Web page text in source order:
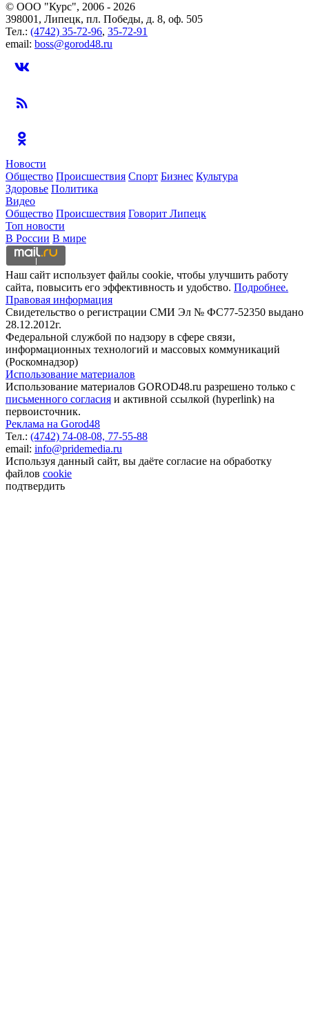
© ООО "Курс", 2006 - 2026
398001, Липецк, пл. Победы, д. 8, оф. 505
Тел.: (4742) 35-72-96, 35-72-91
email: boss@gorod48.ru
Новости
Общество Происшествия Спорт Бизнес Культура
Здоровье Политика
Видео
Общество Происшествия Говорит Липецк
Топ новости
В России В мире
Наш сайт использует файлы cookie, чтобы улучшить работу
сайта, повысить его эффективность и удобство. Подробнее.
Правовая информация
Свидетельство о регистрации СМИ Эл № ФС77-52350 выдано
28.12.2012г.
Федеральной службой по надзору в сфере связи,
информационных технологий и массовых коммуникаций
(Роскомнадзор)
Использование материалов
Использование материалов GOROD48.ru разрешено только с
письменного согласия и активной ссылкой (hyperlink) на
первоисточник.
Реклама на Gorod48
Тел.: (4742) 74-08-08, 77-55-88
email: info@pridemedia.ru
Используя данный сайт, вы даёте согласие на обработку
файлов cookie
подтвердить